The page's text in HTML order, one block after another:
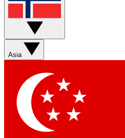
Asia